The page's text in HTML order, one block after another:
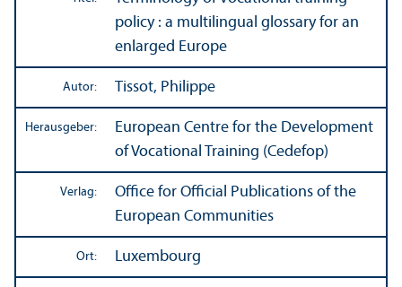
policy : a multilingual glossary for an
enlarged Europe
Autor: Tissot, Philippe
Herausgeber:
European Centre for the Development
of Vocational Training (Cedefop)
Verlag:
Office for Official Publications of the
European Communities
Ort: Luxembourg